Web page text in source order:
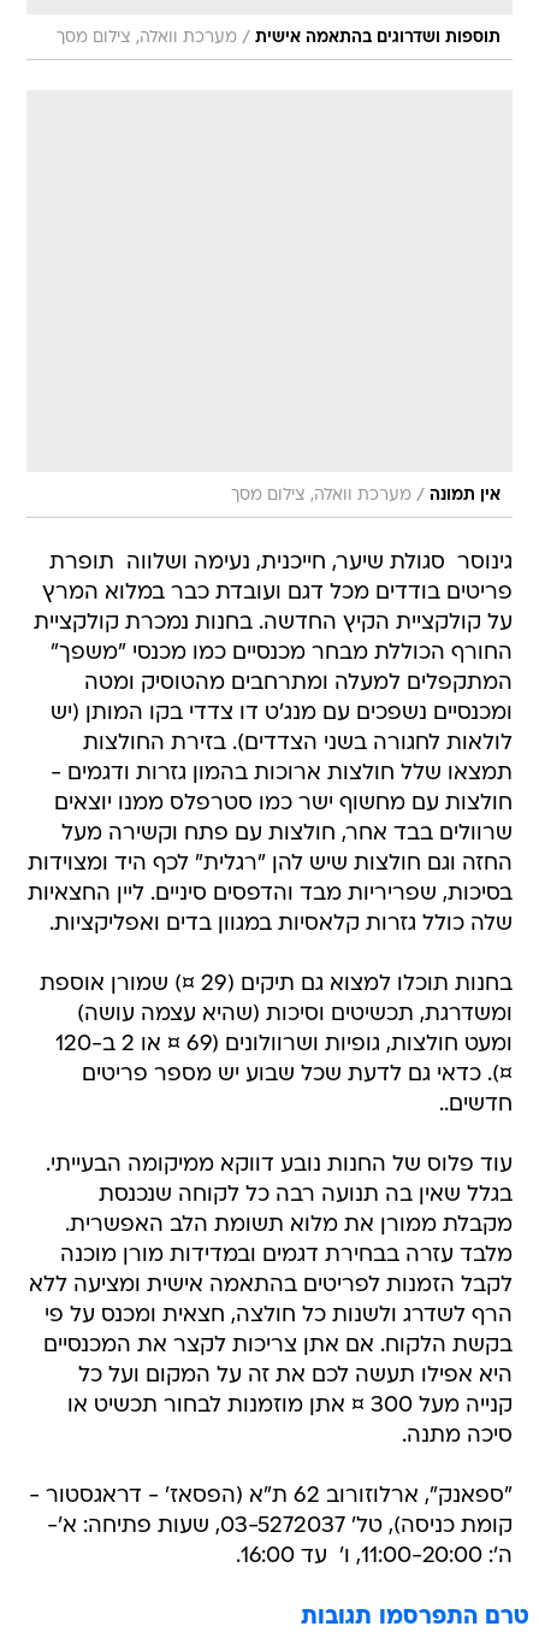
תוספות ושדרוגים בהתאמה אישית / מערכת וואלה, צילום מסך
אין תמונה / מערכת וואלה, צילום מסך
גינוסר  סגולת שיער, חייכנית, נעימה ושלווה  תופרת
פריטים בודדים מכל דגם ועובדת כבר במלוא המרץ
על קולקציית הקיץ החדשה. בחנות נמכרת קולקציית
החורף הכוללת מבחר מכנסיים כמו מכנסי "משפך"
המתקפלים למעלה ומתרחבים מהטוסיק ומטה
ומכנסיים נשפכים עם מנג'ט דו צדדי בקו המותן (יש
לולאות לחגורה בשני הצדדים). בזירת החולצות
תמצאו שלל חולצות ארוכות בהמון גזרות ודגמים -
חולצות עם מחשוף ישר כמו סטרפלס ממנו יוצאים
שרוולים בבד אחר, חולצות עם פתח וקשירה מעל
החזה וגם חולצות שיש להן "רגלית" לכף היד ומצוידות
בסיכות, שפריריות מבד והדפסים סיניים. ליין החצאיות
שלה כולל גזרות קלאסיות במגוון בדים ואפליקציות.
בחנות תוכלו למצוא גם תיקים (29 ¤) שמורן אוספת
ומשדרגת, תכשיטים וסיכות (שהיא עצמה עושה)
ומעט חולצות, גופיות ושרוולונים (69 ¤ או 2 ב-120
¤). כדאי גם לדעת שכל שבוע יש מספר פריטים
חדשים..
עוד פלוס של החנות נובע דווקא ממיקומה הבעייתי.
בגלל שאין בה תנועה רבה כל לקוחה שנכנסת
מקבלת ממורן את מלוא תשומת הלב האפשרית.
מלבד עזרה בבחירת דגמים ובמדידות מורן מוכנה
לקבל הזמנות לפריטים בהתאמה אישית ומציעה ללא
הרף לשדרג ולשנות כל חולצה, חצאית ומכנס על פי
בקשת הלקוח. אם אתן צריכות לקצר את המכנסיים
היא אפילו תעשה לכם את זה על המקום ועל כל
קנייה מעל 300 ¤ אתן מוזמנות לבחור תכשיט או
סיכה מתנה.
"ספאנק", ארלוזורוב 62 ת"א (הפסאז' - דראגסטור -
קומת כניסה), טל' 03-5272037, שעות פתיחה: א'-
ה': 11:00-20:00, ו'  עד 16:00.
טרם התפרסמו תגובות